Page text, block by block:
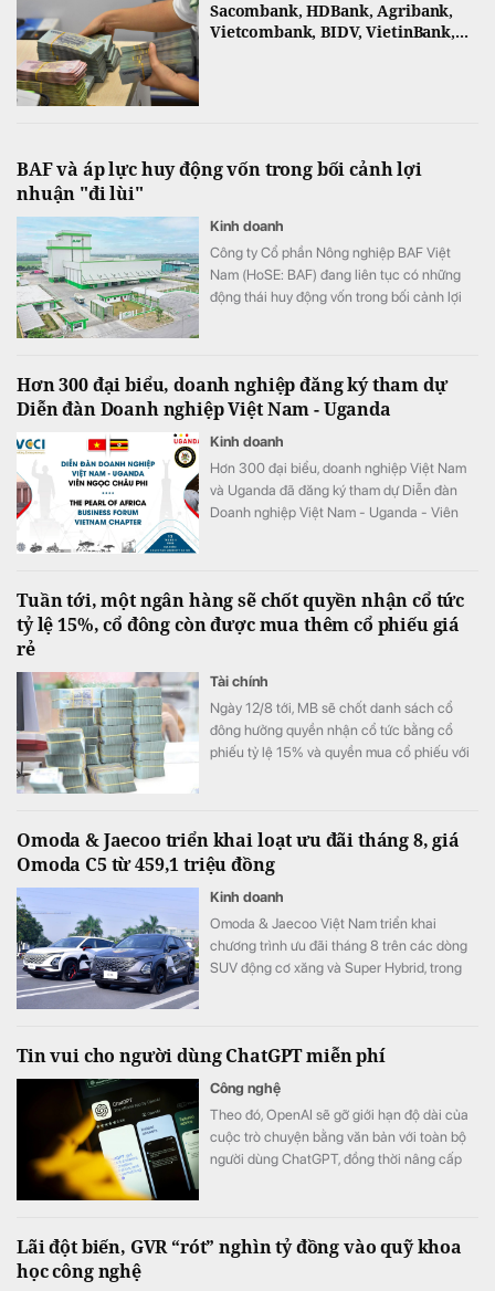
Sacombank, HDBank, Agribank,
Vietcombank, BIDV, VietinBank,...
BAF và áp lực huy động vốn trong bối cảnh lợi
nhuận "đi lùi"
Kinh doanh
Công ty Cổ phần Nông nghiệp BAF Việt
Nam (HoSE: BAF) đang liên tục có những
động thái huy động vốn trong bối cảnh lợi
Hơn 300 đại biểu, doanh nghiệp đăng ký tham dự
Diễn đàn Doanh nghiệp Việt Nam - Uganda
Kinh doanh
Hơn 300 đại biểu, doanh nghiệp Việt Nam
và Uganda đã đăng ký tham dự Diễn đàn
Doanh nghiệp Việt Nam - Uganda - Viên
Tuần tới, một ngân hàng sẽ chốt quyền nhận cổ tức
tỷ lệ 15%, cổ đông còn được mua thêm cổ phiếu giá
rẻ
Tài chính
Ngày 12/8 tới, MB sẽ chốt danh sách cổ
đông hưởng quyền nhận cổ tức bằng cổ
phiếu tỷ lệ 15% và quyền mua cổ phiếu với
Omoda & Jaecoo triển khai loạt ưu đãi tháng 8, giá
Omoda C5 từ 459,1 triệu đồng
Kinh doanh
Omoda & Jaecoo Việt Nam triển khai
chương trình ưu đãi tháng 8 trên các dòng
SUV động cơ xăng và Super Hybrid, trong
Tin vui cho người dùng ChatGPT miễn phí
Công nghệ
Theo đó, OpenAI sẽ gỡ giới hạn độ dài của
cuộc trò chuyện bằng văn bản với toàn bộ
người dùng ChatGPT, đồng thời nâng cấp
Lãi đột biến, GVR “rót” nghìn tỷ đồng vào quỹ khoa
học công nghệ